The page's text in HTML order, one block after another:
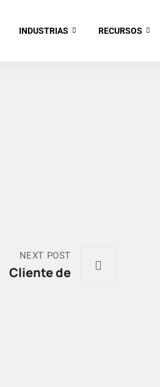
INDUSTRIAS RECURSOS
NEXT POST
Cliente de